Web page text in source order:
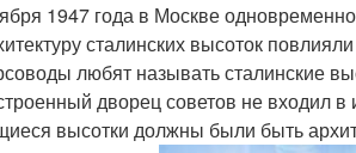
1947 года в Москве
сталинских высоток
любят называть сталинские
дворец советов не входил
высотки должны были быть